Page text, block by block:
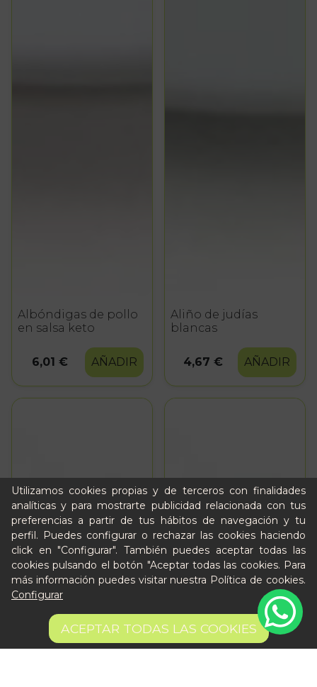
Albóndigas de pollo
en salsa keto
6,01 € AÑADIR
Aliño de judías
blancas
4,67 € AÑADIR
Utilizamos cookies propias y de terceros con finalidades
analíticas y para mostrarte publicidad relacionada con tus
preferencias a partir de tus hábitos de navegación y tu
perfil. Puedes configurar o rechazar las cookies haciendo
click en "Configurar". También puedes aceptar todas las
cookies pulsando el botón "Aceptar todas las cookies. Para
más información puedes visitar nuestra Política de cookies.
Configurar
ACEPTAR TODAS LAS COOKIES